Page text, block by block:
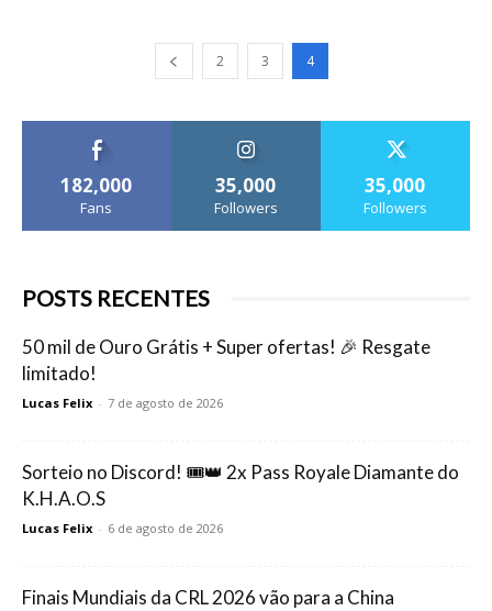
2 3 4
182,000
Fans
35,000
Followers
35,000
Followers
POSTS RECENTES
50 mil de Ouro Grátis + Super ofertas! 🎉 Resgate
limitado!
Lucas Felix - 7 de agosto de 2026
Sorteio no Discord! 🎟️👑 2x Pass Royale Diamante do
K.H.A.O.S
Lucas Felix - 6 de agosto de 2026
Finais Mundiais da CRL 2026 vão para a China